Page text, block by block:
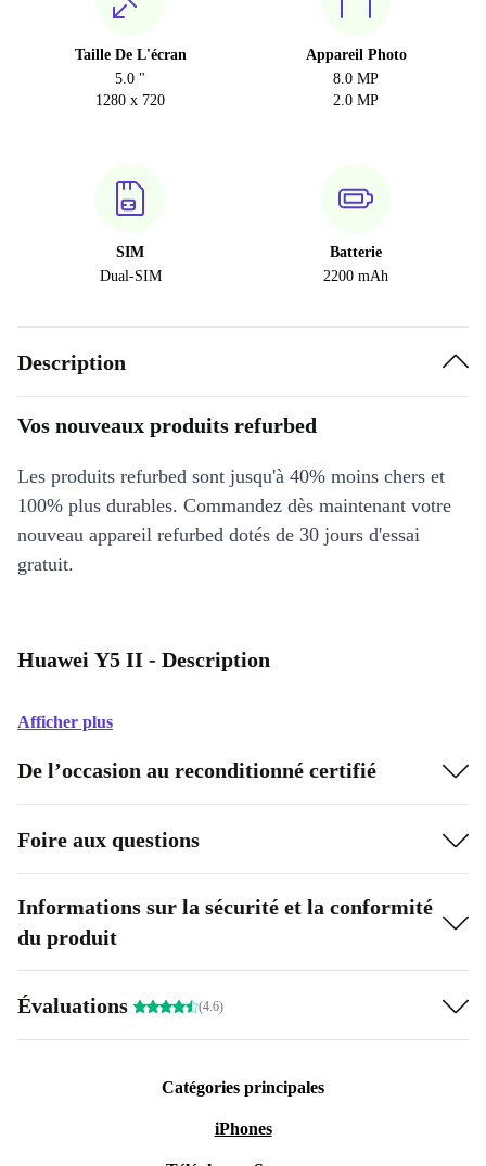
Taille De L'écran
5.0 "
1280 x 720
Appareil Photo
8.0 MP
2.0 MP
SIM
Dual-SIM
Batterie
2200 mAh
Description
Vos nouveaux produits refurbed
Les produits refurbed sont jusqu'à 40% moins chers et
100% plus durables. Commandez dès maintenant votre
nouveau appareil refurbed dotés de 30 jours d'essai
gratuit.
Huawei Y5 II - Description
Afficher plus
De l’occasion au reconditionné certifié
Foire aux questions
Informations sur la sécurité et la conformité
du produit
Évaluations (4.6)
Catégories principales
iPhones